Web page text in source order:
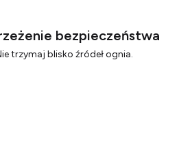
bezpieczeństwa
trzymaj blisko źródeł ognia.